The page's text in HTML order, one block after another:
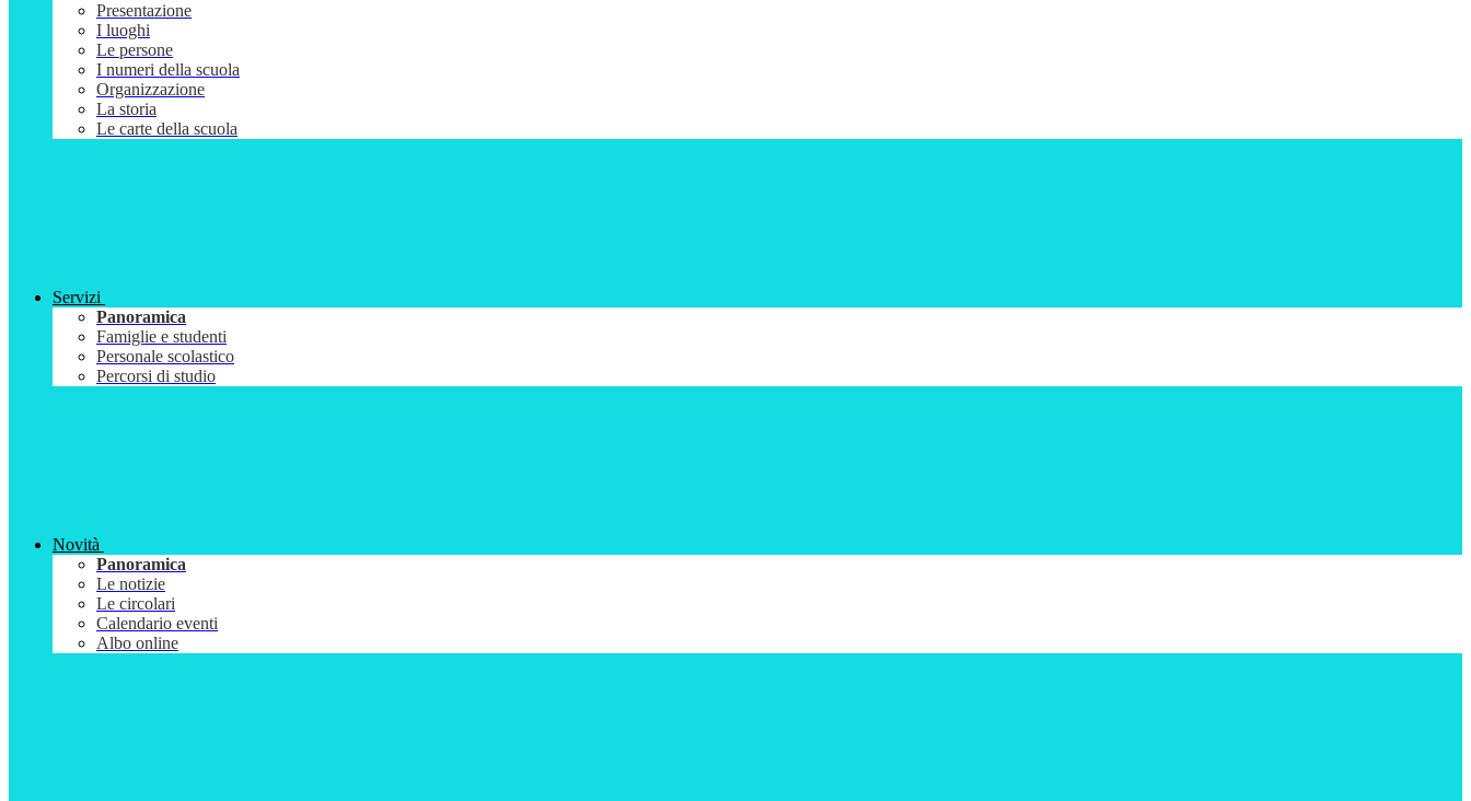
Presentazione
I luoghi
Le persone
I numeri della scuola
Organizzazione
La storia
Le carte della scuola
Servizi
Panoramica
Famiglie e studenti
Personale scolastico
Percorsi di studio
Novità
Panoramica
Le notizie
Le circolari
Calendario eventi
Albo online